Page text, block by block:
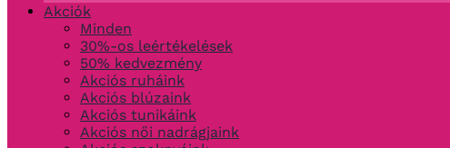
Akciók
Minden
30%-os leértékelések
50% kedvezmény
Akciós ruháink
Akciós blúzaink
Akciós tunikáink
Akciós női nadrágjaink